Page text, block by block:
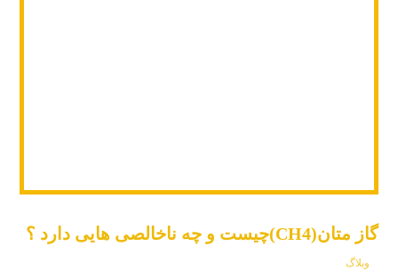
گاز متان(CH4)چیست و چه ناخالصی هایی دارد ؟
وبلاگ